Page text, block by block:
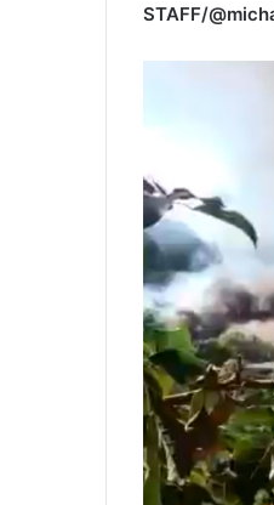
STAFF/